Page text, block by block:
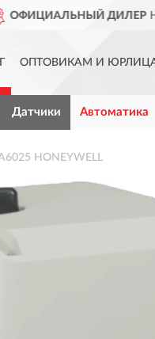
В РОССИИ
ОПТОВИКАМ И
Датчики Автоматика
HONEYWELL